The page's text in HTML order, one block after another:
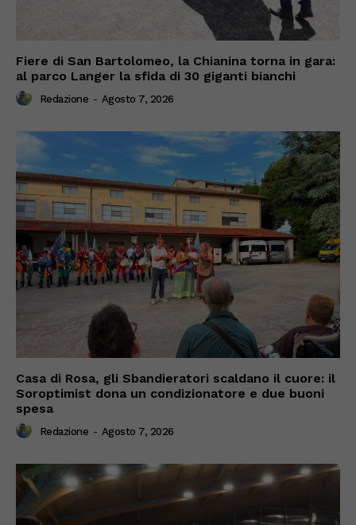
Fiere di San Bartolomeo, la Chianina torna in gara:
al parco Langer la sfida di 30 giganti bianchi
Redazione - Agosto 7, 2026
Casa di Rosa, gli Sbandieratori scaldano il cuore: il
Soroptimist dona un condizionatore e due buoni
spesa
Redazione - Agosto 7, 2026